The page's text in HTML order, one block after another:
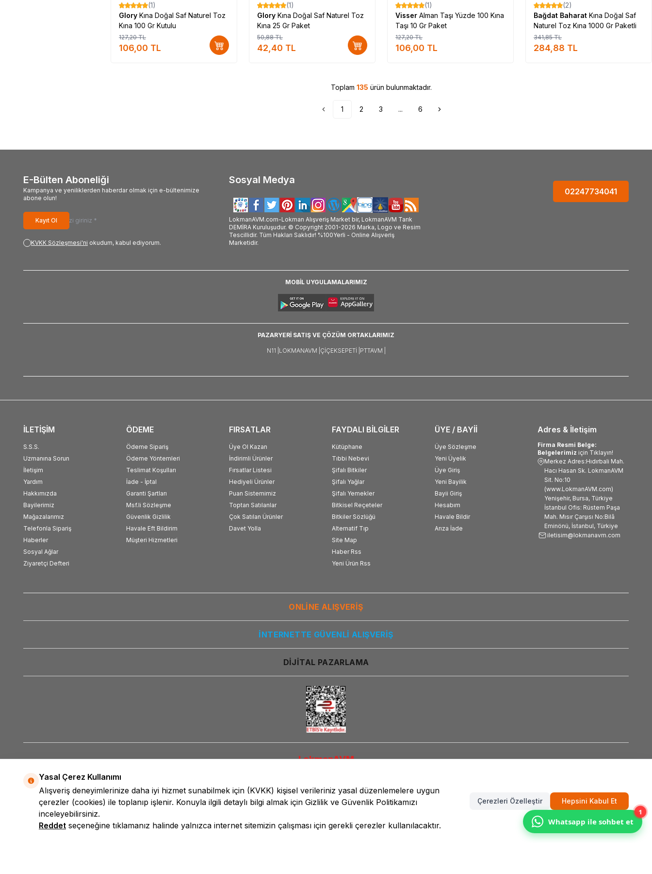
Whatsapp ile sohbet et
1
%17
(1)
Glory Kına Doğal Saf Naturel Toz
Kına 100 Gr Kutulu
127,20TL
106,00 TL
%17
(1)
Glory Kına Doğal Saf Naturel Toz
Kına 25 Gr Paket
50,88TL
42,40 TL
%17
(1)
Visser Alman Taşı Yüzde 100 Kına
Taşı 10 Gr Paket
127,20TL
106,00 TL
%17
(2)
Bağdat Baharat Kına Doğal Saf
Naturel Toz Kına 1000 Gr Paketli
341,85TL
284,88 TL
Toplam 135 ürün bulunmaktadır.
1 2 3 ... 6
E-Bülten Aboneliği
Kampanya ve yeniliklerden haberdar olmak için e-bültenimize
abone olun!
Kayıt Ol
KVKK Sözleşmesi'ni okudum, kabul ediyorum.
Sosyal Medya
LokmanAVM.com-Lokman Alışveriş Market bir, LokmanAVM Tarık
DEMİRA Kuruluşudur. © Copyright 2001-2026 Marka, Logo ve Resim
Tescillidir. Tüm Hakları Saklıdır! %100Yerli - Online Alışveriş
Marketidir.
02247734041
MOBİL UYGULAMALARIMIZ
PAZARYERİ SATIŞ VE ÇÖZÜM ORTAKLARIMIZ
N11 | LOKMANAVM | ÇIÇEKSEPETI | PTTAVM |
Adres & İletişim
Firma Resmi Belge:
Belgelerimiz için Tıklayın!
Merkez Adres:Hıdırbali Mah.
Hacı Hasan Sk. LokmanAVM
Sit. No:10
(www.LokmanAVM.com)
Yenişehir, Bursa, Türkiye
İstanbul Ofis: Rüstem Paşa
Mah. Mısır Çarşısı No:Bilâ
Eminönü, İstanbul, Türkiye
iletisim@lokmanavm.com
İLETİŞİM
S.S.S.
Uzmanına Sorun
İletişim
Yardım
Hakkımızda
Bayilerimiz
Mağazalarımız
Telefonla Sipariş
Haberler
Sosyal Ağlar
Ziyaretçi Defteri
ÖDEME
Ödeme Sipariş
Ödeme Yöntemleri
Teslimat Koşulları
İade - İptal
Garanti Şartları
Msf.li Sözleşme
Güvenlik Gizlilik
Havale Eft Bildirim
Müşteri Hizmetleri
FIRSATLAR
Üye Ol Kazan
İndirimli Ürünler
Fırsatlar Listesi
Hediyeli Ürünler
Puan Sistemimiz
Toptan Satılanlar
Çok Satılan Ürünler
Davet Yolla
FAYDALI BİLGİLER
Kütüphane
Tıbbi Nebevi
Şifalı Bitkiler
Şifalı Yağlar
Şifalı Yemekler
Bitkisel Reçeteler
Bitkiler Sözlüğü
Alternatif Tıp
Site Map
Haber Rss
Yeni Ürün Rss
ÜYE / BAYİİ
Üye Sözleşme
Yeni Üyelik
Üye Giriş
Yeni Bayilik
Bayii Giriş
Hesabım
Havale Bildir
Arıza İade
ONLİNE ALIŞVERİŞ
İNTERNETTE GÜVENLİ ALIŞVERİŞ
DİJİTAL PAZARLAMA
LokmanAVM
Yasal Çerez Kullanımı
Alışveriş deneyimlerinize daha iyi hizmet sunabilmek için (KVKK) kişisel verileriniz yasal düzenlemelere uygun
çerezler (cookies) ile toplanıp işlenir. Konuyla ilgili detaylı bilgi almak için Gizlilik ve Güvenlik Politikamızı
inceleyebilirsiniz.
Reddet seçeneğine tıklamanız halinde yalnızca internet sitemizin çalışması için gerekli çerezler kullanılacaktır.
Çerezleri Özelleştir Hepsini Kabul Et